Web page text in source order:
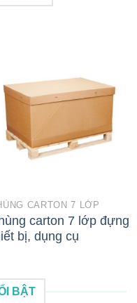
CARTON 7 LỚP
carton 7 lớp đựng
bị, dụng cụ
BẬT